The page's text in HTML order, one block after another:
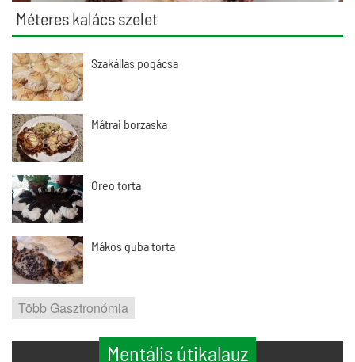
Méteres kalács szelet
Szakállas pogácsa
Mátrai borzaska
Oreo torta
Mákos guba torta
Több Gasztronómia
Mentális útikalauz